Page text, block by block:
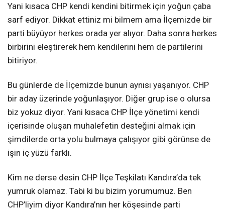
Yani kısaca CHP kendi kendini bitirmek için yoğun çaba
sarf ediyor. Dikkat ettiniz mi bilmem ama İlçemizde bir
parti büyüyor herkes orada yer alıyor. Daha sonra herkes
birbirini eleştirerek hem kendilerini hem de partilerini
bitiriyor.
Bu günlerde de İlçemizde bunun aynısı yaşanıyor. CHP
bir aday üzerinde yoğunlaşıyor. Diğer grup ise o olursa
biz yokuz diyor. Yani kısaca CHP İlçe yönetimi kendi
içerisinde oluşan muhalefetin desteğini almak için
şimdilerde orta yolu bulmaya çalışıyor gibi görünse de
işin iç yüzü farklı.
Kim ne derse desin CHP İlçe Teşkilatı Kandıra’da tek
yumruk olamaz. Tabi ki bu bizim yorumumuz. Ben
CHP’liyim diyor Kandıra’nın her köşesinde parti